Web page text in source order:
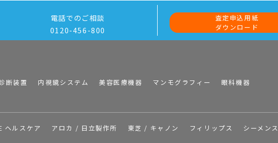
電話でのご相談
0120-456-800
査定申込用紙
ダウンロード
断装置 内視鏡システム 美容医療機器 マンモグラフィー
眼科機器
ヘルスケア アロカ / 日立製作所 東芝 / キャノン フィリップス
シーメンス